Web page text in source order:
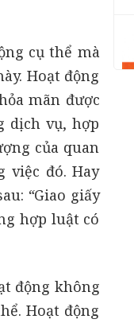
cụ thể mà
Hoạt động
mãn được
dịch vụ, hợp
của quan
việc đó. Hay
“Giao giấy
hợp luật có
động không
Hoạt động